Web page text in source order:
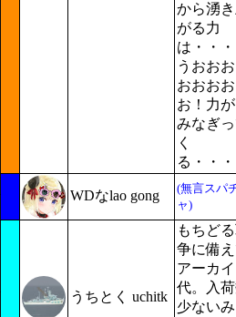
から湧
がる力
は・・
うおお
おおおお
お！力
みなぎ
く
る・・
WDなlao gong
(無言スパ
ャ)
うちとく uchitk
もちど
争に備
アーカ
代。入
少ない